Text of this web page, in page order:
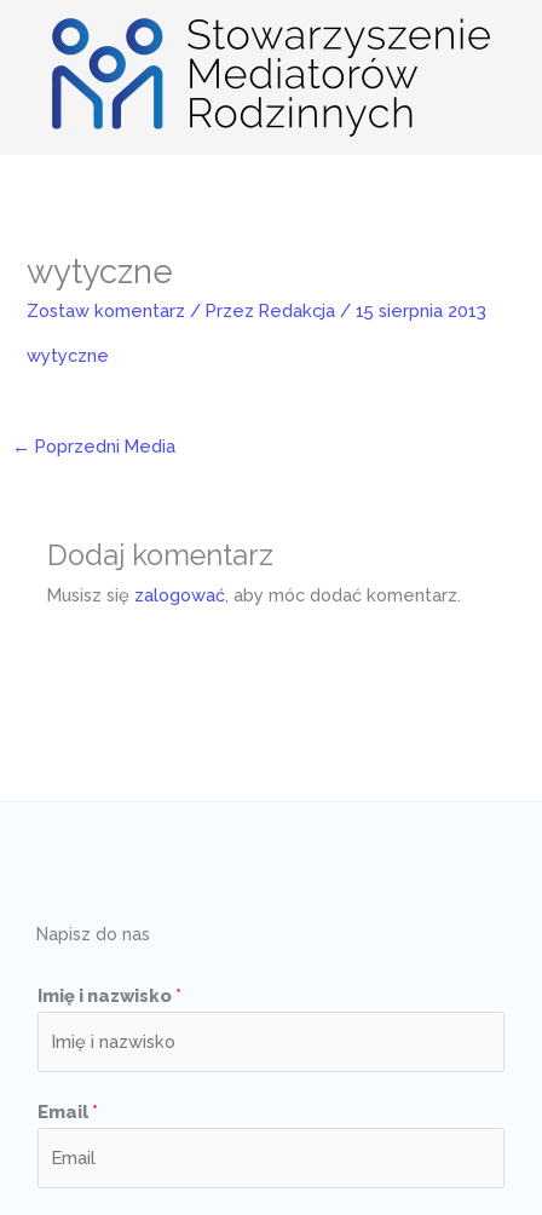
wytyczne
Zostaw komentarz / PrzezRedakcja /15 sierpnia 2013
wytyczne
← Poprzedni Media
Dodaj komentarz
Musisz się zalogować , aby móc dodać komentarz.
Napisz do nas
Imię i nazwisko *
Email *